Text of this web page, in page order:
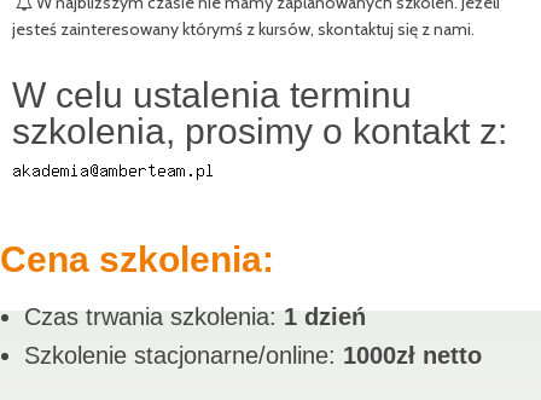
jesteś zainteresowany którymś z kursów, skontaktuj się z nami.
W celu ustalenia terminu
szkolenia, prosimy o kontakt z:
Cena szkolenia:
Czas trwania szkolenia: 1 dzień
Szkolenie stacjonarne/online: 1000zł netto